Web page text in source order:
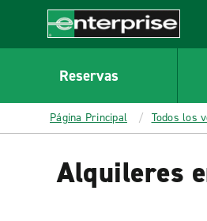
CONTENT
Enterprise
Reservas
Página Principal Todos los
Alquileres